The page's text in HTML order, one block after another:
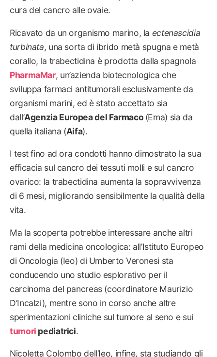
cura del cancro alle ovaie.
Ricavato da un organismo marino, la ectenascidia
turbinata, una sorta di ibrido metà spugna e metà
corallo, la trabectidina è prodotta dalla spagnola
PharmaMar, un’azienda biotecnologica che
sviluppa farmaci antitumorali esclusivamente da
organismi marini, ed è stato accettato sia
dall’Agenzia Europea del Farmaco (Ema) sia da
quella italiana (Aifa).
I test fino ad ora condotti hanno dimostrato la sua
efficacia sul cancro dei tessuti molli e sul cancro
ovarico: la trabectidina aumenta la sopravvivenza
di 6 mesi, migliorando sensibilmente la qualità della
vita.
Ma la scoperta potrebbe interessare anche altri
rami della medicina oncologica: all’Istituto Europeo
di Oncologia (Ieo) di Umberto Veronesi sta
conducendo uno studio esplorativo per il
carcinoma del pancreas (coordinatore Maurizio
D’Incalzi), mentre sono in corso anche altre
sperimentazioni cliniche sul tumore al seno e sui
tumori pediatrici.
Nicoletta Colombo dell’Ieo, infine, sta studiando gli